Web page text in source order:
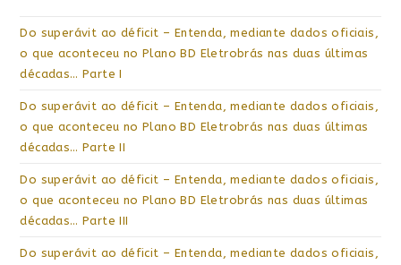
Do superávit ao déficit – Entenda, mediante dados oficiais,
o que aconteceu no Plano BD Eletrobrás nas duas últimas
décadas… Parte I
Do superávit ao déficit – Entenda, mediante dados oficiais,
o que aconteceu no Plano BD Eletrobrás nas duas últimas
décadas… Parte II
Do superávit ao déficit – Entenda, mediante dados oficiais,
o que aconteceu no Plano BD Eletrobrás nas duas últimas
décadas… Parte III
Do superávit ao déficit – Entenda, mediante dados oficiais,